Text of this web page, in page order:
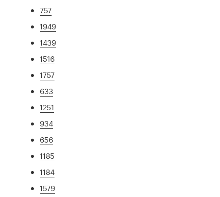
757
1949
1439
1516
1757
633
1251
934
656
1185
1184
1579